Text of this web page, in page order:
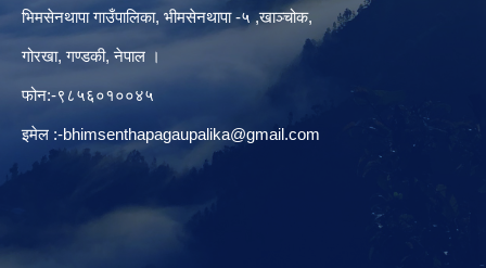
भिमसेनथापा गाउँपालिका, भीमसेनथापा -५ ,खाञ्चोक,
गोरखा, गण्डकी, नेपाल ।
फोन:-९८५६०१००४५
इमेल :-bhimsenthapagaupalika@gmail.com